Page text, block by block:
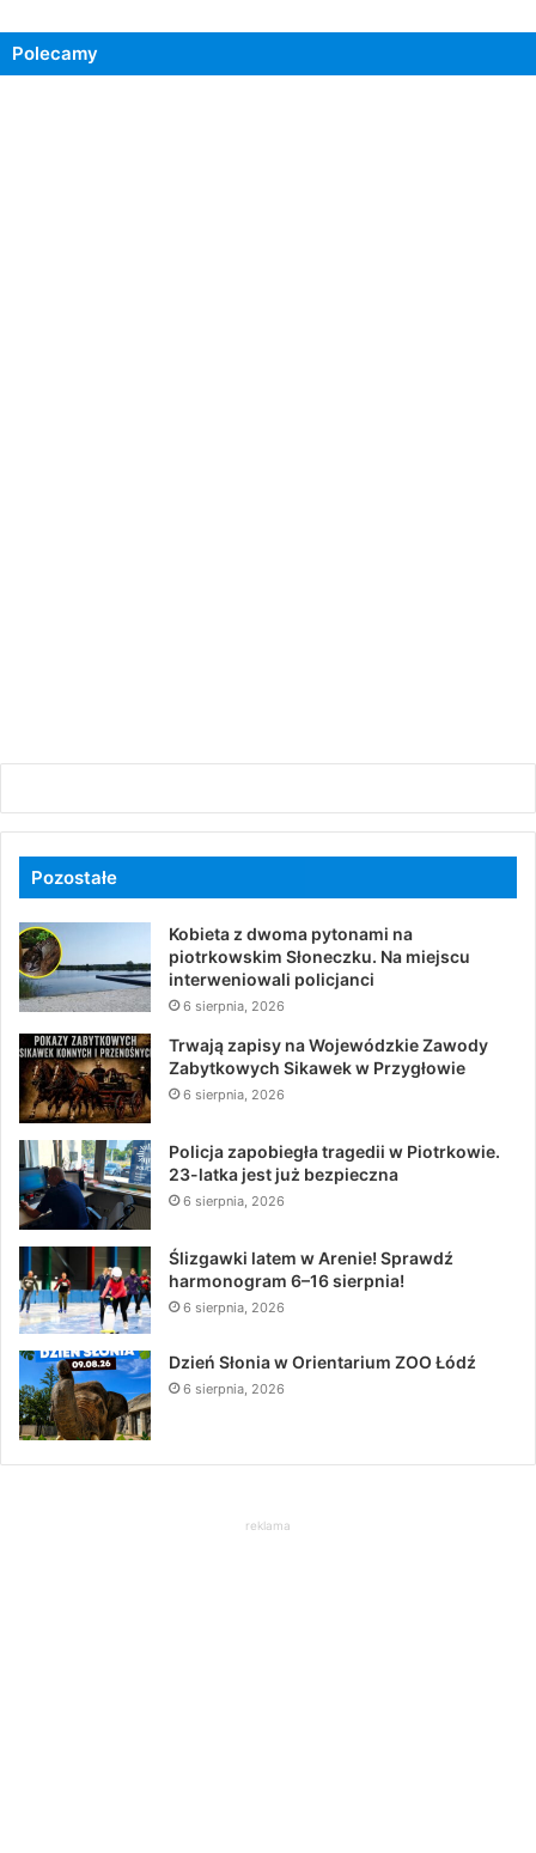
Polecamy
Pozostałe
Kobieta z dwoma pytonami na
piotrkowskim Słoneczku. Na miejscu
interweniowali policjanci
6 sierpnia, 2026
Trwają zapisy na Wojewódzkie Zawody
Zabytkowych Sikawek w Przygłowie
6 sierpnia, 2026
Policja zapobiegła tragedii w Piotrkowie.
23-latka jest już bezpieczna
6 sierpnia, 2026
Ślizgawki latem w Arenie! Sprawdź
harmonogram 6–16 sierpnia!
6 sierpnia, 2026
Dzień Słonia w Orientarium ZOO Łódź
6 sierpnia, 2026
reklama